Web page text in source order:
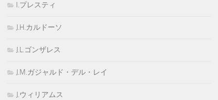
I.プレスティ
J.H.カルドーソ
J.L.ゴンザレス
J.M.ガジャルド・デル・レイ
J.ウィリアムス